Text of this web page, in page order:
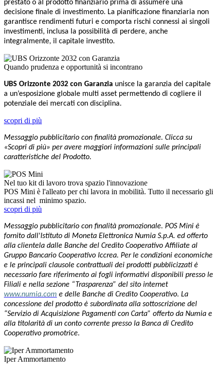
prestato o al prodotto finanziario prima di assumere una
decisione finale di investimento. La pianificazione finanziaria non
garantisce rendimenti futuri e comporta rischi connessi ai singoli
investimenti, inclusa la possibilità di perdere, anche
integralmente, il capitale investito.
Quando prudenza e opportunità si incontrano
UBS Orizzonte 2032 con Garanzia unisce la garanzia del capitale
a un’esposizione globale multi asset permettendo di cogliere il
potenziale dei mercati con disciplina.
scopri di più
Messaggio pubblicitario con finalità promozionale. Clicca su
«Scopri di più» per avere maggiori informazioni sulle principali
caratteristiche del Prodotto.
Nel tuo kit di lavoro trova spazio l'innovazione
POS Mini è l'alleato per chi lavora in mobilità. Tutto il necessario gli
incassi nel minimo spazio.
scopri di più
Messaggio pubblicitario con finalità promozionale. POS Mini è
fornito dall'Istituto di Moneta Elettronica Numia S.p.A. ed offerto
alla clientela dalle Banche del Credito Cooperativo Affiliate al
Gruppo Bancario Cooperativo Iccrea. Per le condizioni economiche
e le principali clausole contrattuali dei prodotti pubblicizzati è
necessario fare riferimento ai fogli informativi disponibili presso le
Filiali e nella sezione “Trasparenza” del sito internet
www.numia.com e delle Banche di Credito Cooperativo. La
concessione del prodotto è subordinata alla sottoscrizione del
“Servizio di Acquisizione Pagamenti con Carta” offerto da Numia e
alla titolarità di un conto corrente presso la Banca di Credito
Cooperativo promotrice.
Iper Ammortamento